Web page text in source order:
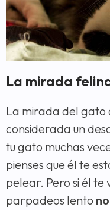
La mirada
La mirada del gato
considerada un
tu gato muchas
pienses que él te
pelear. Pero si él te
parpadeos lento